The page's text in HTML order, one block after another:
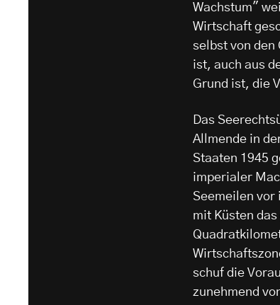
Wachstum"
Wirtschaft
selbst von den
ist, auch aus
Grund ist, die
Das
Allmende in
Staaten 1945
imperialer
Seemeilen vor
mit Küsten
schuf die
zunehmend